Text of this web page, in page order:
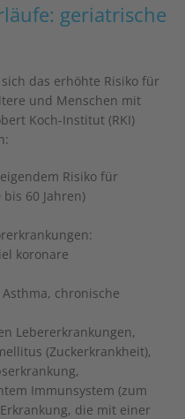
geriatrische
das erhöhte Risiko für
und Menschen mit
Koch-Institut (RKI)
Risiko für
60 Jahren)
koronare
chronische
Lebererkrankungen,
(Zuckerkrankheit),
Immunsystem (zum
die mit einer